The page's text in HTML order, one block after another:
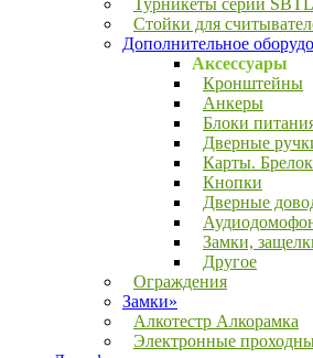
Турникеты серии
Стойки для
Дополнительное
Аксессуары
Кронштейны
Анкеры
Блоки
Дверные
Карты.
Кнопки
Дверные
Замки,
Другое
Ограждения
Замки»
Алкотестр Алкорамка
Электронные